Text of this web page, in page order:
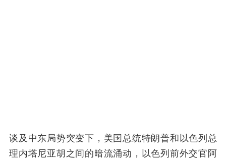
谈及中东局势突变下，美国总统特朗普和以色列总
理内塔尼亚胡之间的暗流涌动，以色列前外交官阿